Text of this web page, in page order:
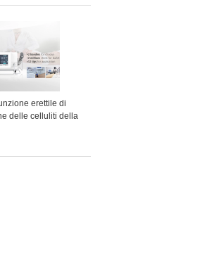
erettile di
delle celluliti della